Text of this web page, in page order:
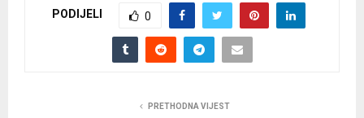
PODIJELI 0
PRETHODNA VIJEST